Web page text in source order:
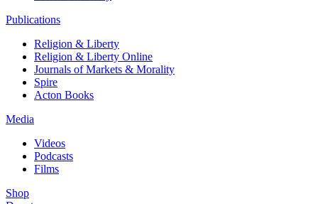
Publications
Religion & Liberty
Religion & Liberty Online
Journals of Markets & Morality
Spire
Acton Books
Media
Videos
Podcasts
Films
Shop